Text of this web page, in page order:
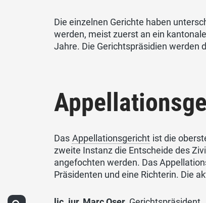
Die einzelnen Gerichte haben
werden, meist zuerst an ein
Jahre. Die Gerichtspräsidien werden
Das Appellationsgericht ist die
zweite Instanz die Entscheide des
angefochten werden. Das
Präsidenten und eine Richterin. Die